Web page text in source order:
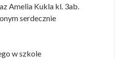
Amelia Kukla kl. 3ab.
serdecznie
w szkole